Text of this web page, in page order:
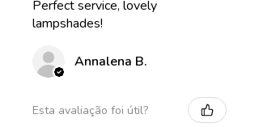
Perfect service, lovely
lampshades!
Annalena B.
Esta avaliação foi útil?